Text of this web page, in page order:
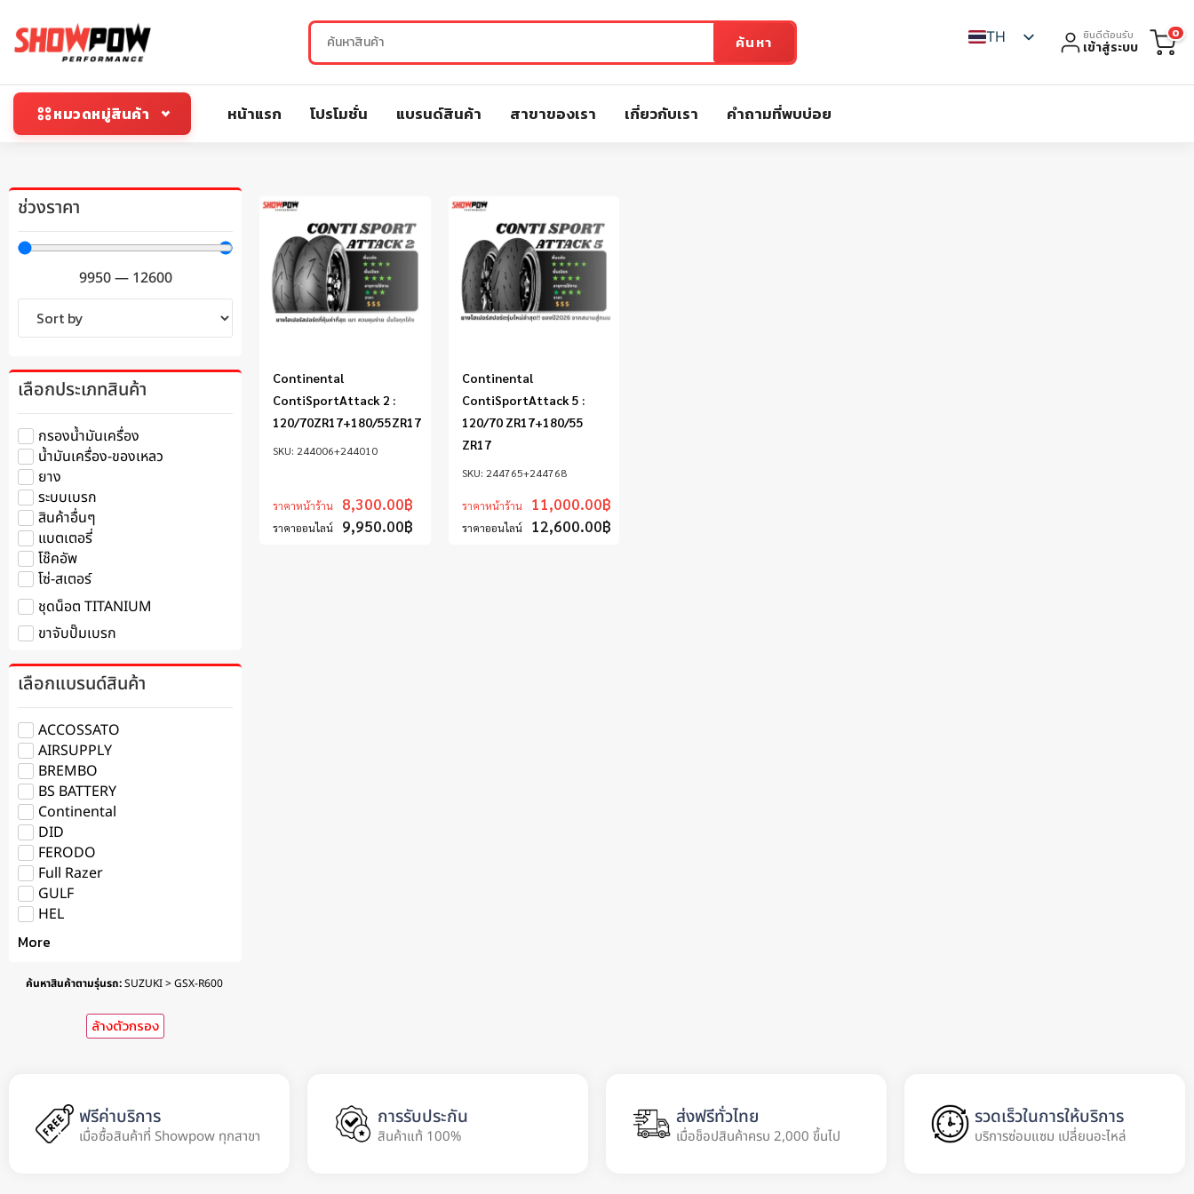
ค้นหา TH ยินดีต้อนรับ
เข้าสู่ระบบ
0
หมวดหมู่สินค้า หน้าแรก โปรโมชั่น แบรนด์สินค้า สาขาของเรา เกี่ยวกับเรา คำถามที่พบบ่อย
ช่วงราคา
9950— 12600
เลือกประเภทสินค้า
กรองน้ำมันเครื่อง
น้ำมันเครื่อง-ของเหลว
ยาง
ระบบเบรก
สินค้าอื่นๆ
แบตเตอรี่
โช๊คอัพ
โซ่-สเตอร์
ชุดน็อต TITANIUM
ขาจับปั๊มเบรก
เลือกแบรนด์สินค้า
ACCOSSATO
AIRSUPPLY
BREMBO
BS BATTERY
Continental
DID
FERODO
Full Razer
GULF
HEL
More
ค้นหาสินค้าตามรุ่นรถ:SUZUKI > GSX-R600
ล้างตัวกรอง
244006+244010
Continental
ContiSportAttack 2 :
120/70ZR17+180/55ZR17
ราคาหน้าร้าน 8,300.00฿
ราคาออนไลน์ 9,950.00฿
244765+244768
Continental
ContiSportAttack 5 :
120/70 ZR17+180/55
ZR17
ราคาหน้าร้าน 11,000.00฿
ราคาออนไลน์ 12,600.00฿
ฟรีค่าบริการ
เมื่อซื้อสินค้าที่ Showpow ทุกสาขา
การรับประกัน
สินค้าแท้ 100%
ส่งฟรีทั่วไทย
เมื่อช็อปสินค้าครบ 2,000 ขึ้นไป
รวดเร็วในการให้บริการ
บริการซ่อมแซม เปลี่ยนอะไหล่